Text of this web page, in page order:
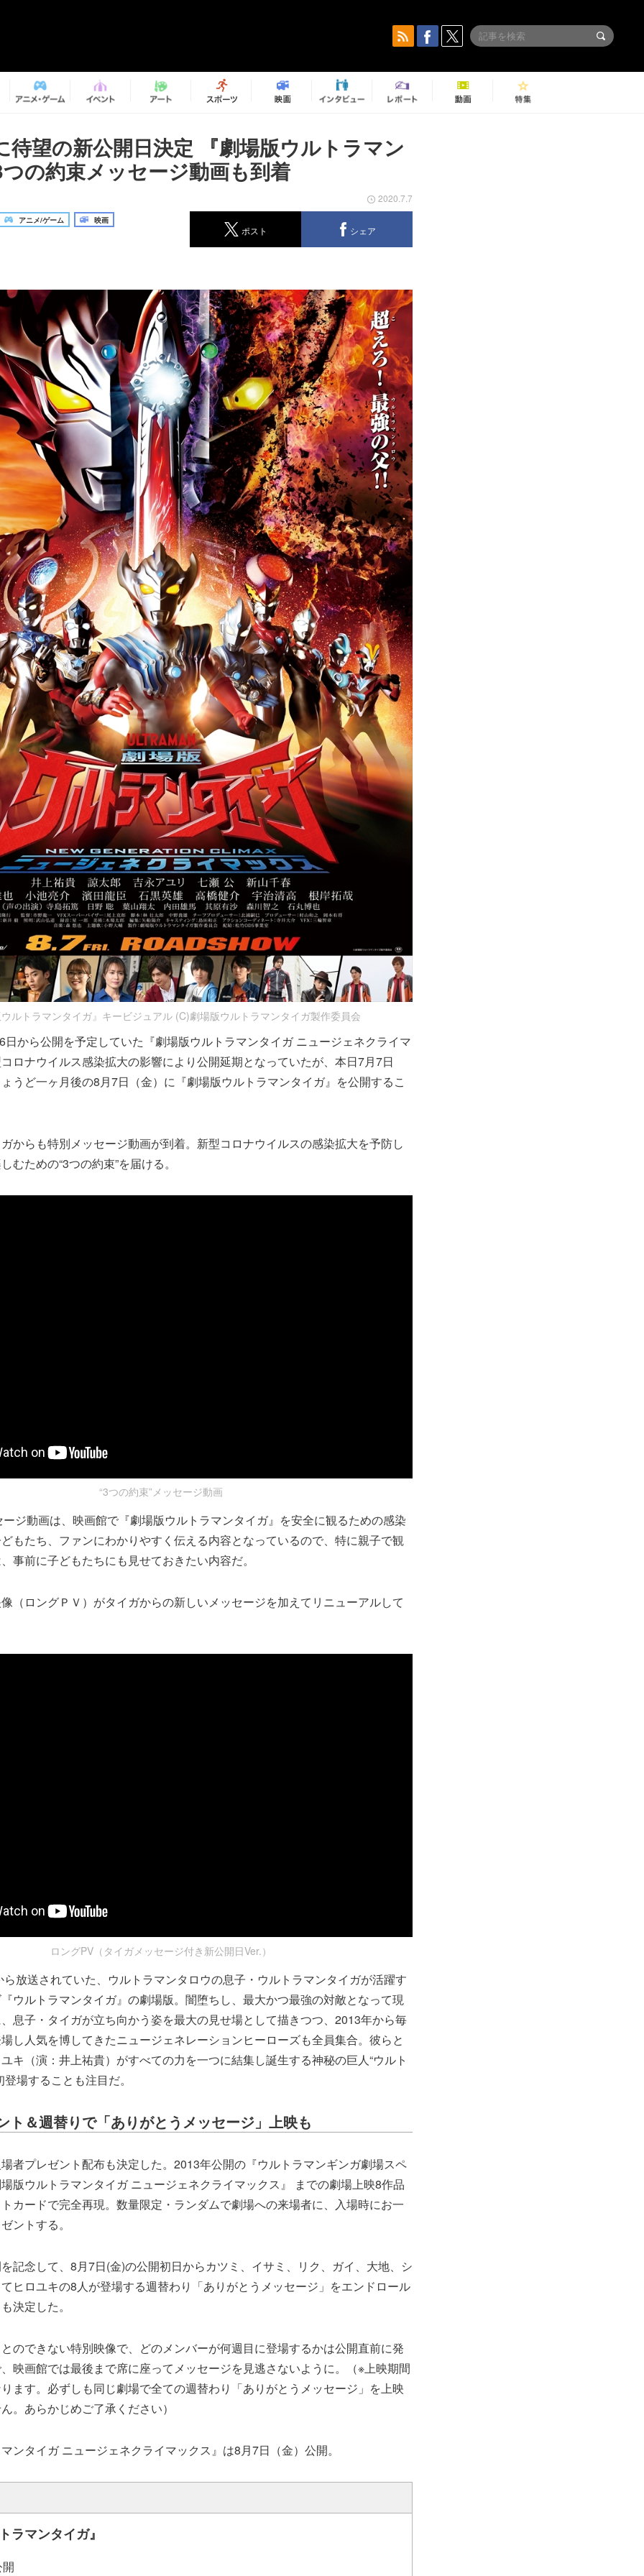
待望の新公開日決定 『劇場版ウルトラマン
の約束メッセージ動画も到着
アニメ/ゲーム 映画
2020.7.7
ポスト シェア
ルトラマンタイガ』キービジュアル (C)劇場版ウルトラマンタイガ製作委員会
日から公開を予定していた『劇場版ウルトラマンタイガ ニュージェネクライマ
ロナウイルス感染拡大の影響により公開延期となっていたが、本日7月7日
うど一ヶ月後の8月7日（金）に『劇場版ウルトラマンタイガ』を公開するこ
からも特別メッセージ動画が到着。新型コロナウイルスの感染拡大を予防し
むための“3つの約束”を届ける。
“3つの約束”メッセージ動画
ージ動画は、映画館で『劇場版ウルトラマンタイガ』を安全に観るための感染
もたち、ファンにわかりやすく伝える内容となっているので、特に親子で観
事前に子どもたちにも見せておきたい内容だ。
（ロングＰＶ）がタイガからの新しいメッセージを加えてリニューアルして
ロングPV（タイガメッセージ付き新公開日Ver.）
放送されていた、ウルトラマンタロウの息子・ウルトラマンタイガが活躍す
ウルトラマンタイガ』の劇場版。闇堕ちし、最大かつ最強の対敵となって現
息子・タイガが立ち向かう姿を最大の見せ場として描きつつ、2013年から毎
し人気を博してきたニュージェネレーションヒーローズも全員集合。彼らと
キ（演：井上祐貴）がすべての力を一つに結集し誕生する神秘の巨人“ウルト
場することも注目だ。
ト＆週替りで「ありがとうメッセージ」上映も
者プレゼント配布も決定した。2013年公開の『ウルトラマンギンガ劇場スペ
版ウルトラマンタイガ ニュージェネクライマックス』 までの劇場上映8作品
カードで完全再現。数量限定・ランダムで劇場への来場者に、入場時にお一
ントする。
記念して、8月7日(金)の公開初日からカツミ、イサミ、リク、ガイ、大地、シ
ヒロユキの8人が登場する週替わり「ありがとうメッセージ」をエンドロール
決定した。
のできない特別映像で、どのメンバーが何週目に登場するかは公開直前に発
映画館では最後まで席に座ってメッセージを見逃さないように。（※上映期間
ます。必ずしも同じ劇場で全ての週替わり「ありがとうメッセージ」を上映
。あらかじめご了承ください）
ンタイガ ニュージェネクライマックス』は8月7日（金）公開。
ラマンタイガ』